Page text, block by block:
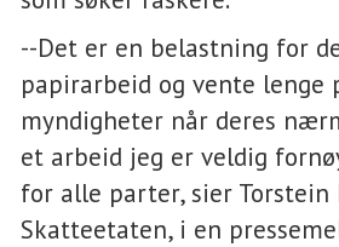
--Det er en belastning for
papirarbeid og vente
myndigheter når deres
et arbeid jeg er veldig
for alle parter, sier
Skatteetaten, i en